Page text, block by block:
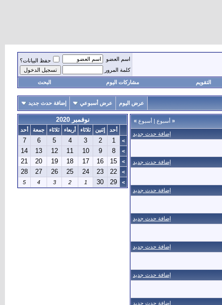
اسم العضو
حفظ البيانات؟
كلمة المرور
التقويم مشاركات اليوم البحث
عرض اليوم عرض أسبوعي إضافة حدث جديد
« أسبوع | أسبوع »
إضافة حدث جديد
إضافة حدث جديد
إضافة حدث جديد
إضافة حدث جديد
إضافة حدث جديد
إضافة حدث جديد
إضافة حدث جديد
نوفمبر 2020
أحد إثنين ثلاثاء أربعاء ثلاثاء جمعة
أحد
>
1
2
3
4
5
6
7
>
8
9
10
11
12
13
14
>
15
16
17
18
19
20
21
>
22
23
24
25
26
27
28
>
29
30
1
2
3
4
5